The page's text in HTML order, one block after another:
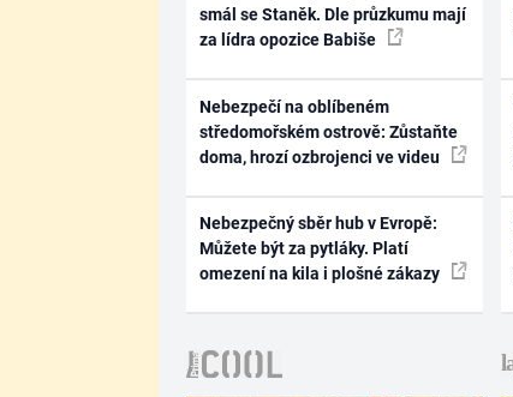
smál se Staněk. Dle průzkumu mají
za lídra opozice Babiše
Nebezpečí na oblíbeném
středomořském ostrově: Zůstaňte
doma, hrozí ozbrojenci ve videu
Nebezpečný sběr hub v Evropě:
Můžete být za pytláky. Platí
omezení na kila i plošné zákazy